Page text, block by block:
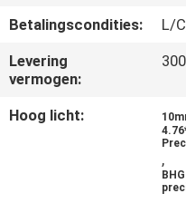
EEN
CITAAT
SITEMAP
PRIVACYBELEID
Betalingscondities:
L/
Levering
vermogen:
Hoog licht:
,